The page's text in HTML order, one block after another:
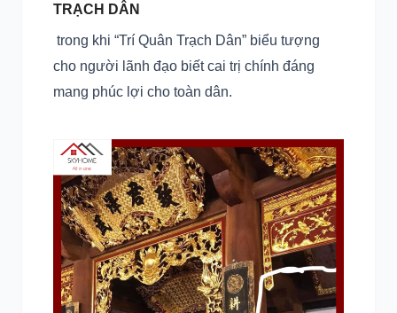
TRẠCH DÂN
trong khi “Trí Quân Trạch Dân” biểu tượng
cho người lãnh đạo biết cai trị chính đáng
mang phúc lợi cho toàn dân.